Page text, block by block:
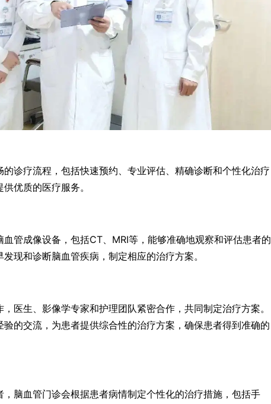
诊疗流程，包括快速预约、专业评估、精确诊断和个性化治疗
优质的医疗服务。
管成像设备，包括CT、MRI等，能够准确地观察和评估患者的
现和诊断脑血管疾病，制定相应的治疗方案。
医生、影像学专家和护理团队紧密合作，共同制定治疗方案。
的交流，为患者提供综合性的治疗方案，确保患者得到准确的
脑血管门诊会根据患者病情制定个性化的治疗措施，包括手